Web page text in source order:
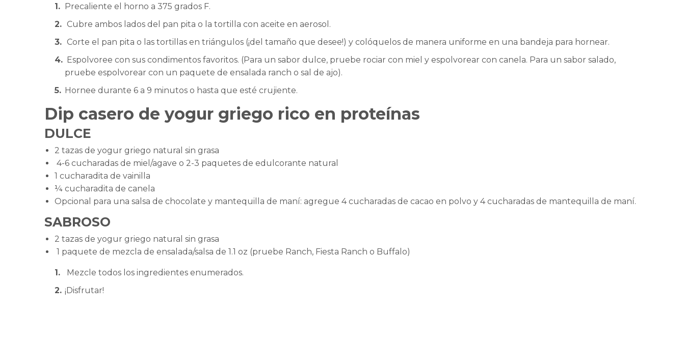
Precaliente el horno a 375 grados F.
Cubre ambos lados del pan pita o la tortilla con aceite en aerosol.
Corte el pan pita o las tortillas en triángulos (¡del tamaño que desee!) y colóquelos de manera uniforme en una bandeja para hornear.
Espolvoree con sus condimentos favoritos. (Para un sabor dulce, pruebe rociar con miel y espolvorear con canela. Para un sabor salado,
pruebe espolvorear con un paquete de ensalada ranch o sal de ajo).
Hornee durante 6 a 9 minutos o hasta que esté crujiente.
Dip casero de yogur griego rico en proteínas
DULCE
2 tazas de yogur griego natural sin grasa
4-6 cucharadas de miel/agave o 2-3 paquetes de edulcorante natural
1 cucharadita de vainilla
¼ cucharadita de canela
Opcional para una salsa de chocolate y mantequilla de maní: agregue 4 cucharadas de cacao en polvo y 4 cucharadas de mantequilla de maní.
SABROSO
2 tazas de yogur griego natural sin grasa
1 paquete de mezcla de ensalada/salsa de 1.1 oz (pruebe Ranch, Fiesta Ranch o Buffalo)
Mezcle todos los ingredientes enumerados.
¡Disfrutar!